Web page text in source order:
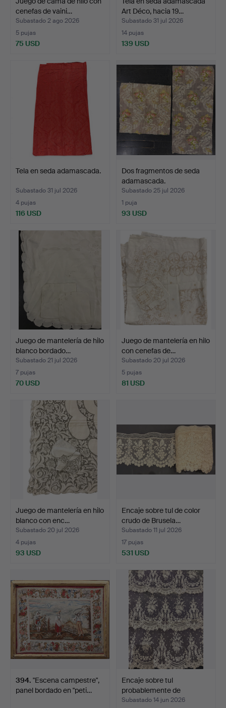
cenefas de vaini…
Subastado 2 ago 2026
5 pujas
75 USD
Art Déco, hacia 19…
Subastado 31 jul 2026
14 pujas
139 USD
Tela en seda adamascada.
Subastado 31 jul 2026
4 pujas
116 USD
Dos fragmentos de seda
adamascada.
Subastado 25 jul 2026
1 puja
93 USD
Juego de mantelería de hilo
blanco bordado…
Subastado 21 jul 2026
7 pujas
70 USD
Juego de mantelería en hilo
con cenefas de…
Subastado 20 jul 2026
5 pujas
81 USD
Juego de mantelería en hilo
blanco con enc…
Subastado 20 jul 2026
4 pujas
93 USD
Encaje sobre tul de color
crudo de Brusela…
Subastado 11 jul 2026
17 pujas
531 USD
394. "Escena campestre",
panel bordado en "peti…
Encaje sobre tul
probablemente de
Bruselas…
Subastado 14 jun 2026